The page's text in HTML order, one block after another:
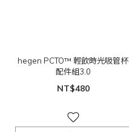
hegen PCTO™ 輕飲時光吸管杯
配件組3.0
NT$480